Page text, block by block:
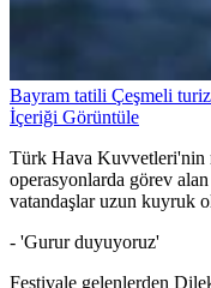
Bayram tatili Çeşmeli
İçeriği Görüntüle
Türk Hava Kuvvetleri'nin
operasyonlarda görev
vatandaşlar uzun kuyruk
- 'Gurur duyuyoruz'
Festivale gelenlerden